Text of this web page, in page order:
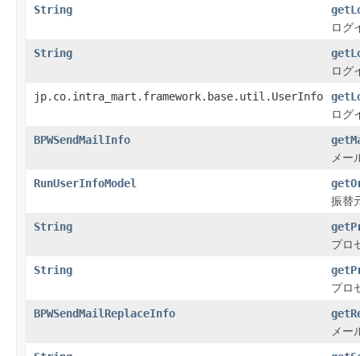
String
ログ
String
ログ
jp.co.intra_mart.framework.base.util.UserInfo
ログ
BPWSendMailInfo
メー
RunUserInfoModel
振替
String
プロ
String
プロ
BPWSendMailReplaceInfo
メー